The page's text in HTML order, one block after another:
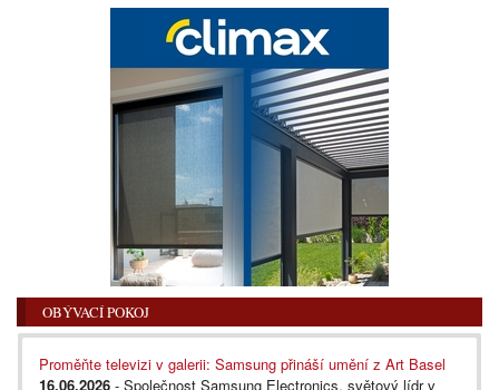
OBÝVACÍ POKOJ
Proměňte televizi v galerii: Samsung přináší umění z Art Basel
16.06.2026 - Společnost Samsung Electronics, světový lídr v